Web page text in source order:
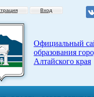
Вход
Официальный
образования
Алтайского края